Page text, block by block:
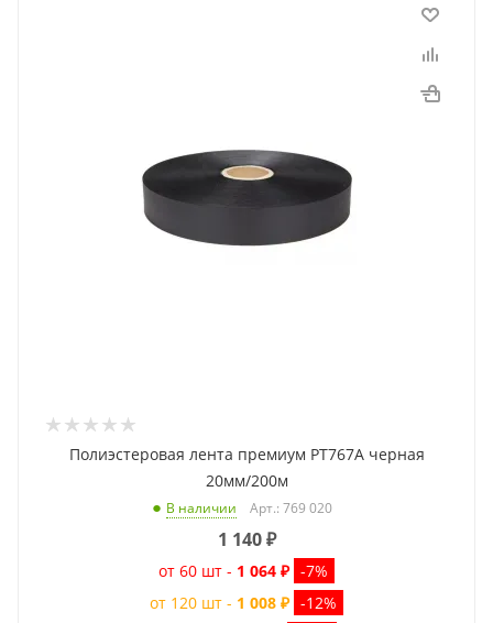
Полиэстеровая лента премиум PT767A черная
20мм/200м
В наличии Арт.: 769 020
1 140₽
от 60 шт - 1 064 ₽ -7%
от 120 шт - 1 008 ₽ -12%